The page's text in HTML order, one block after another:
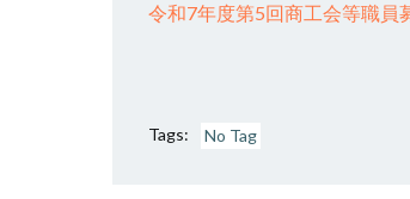
令和7年度第5回商工会等職員
Tags: No Tag